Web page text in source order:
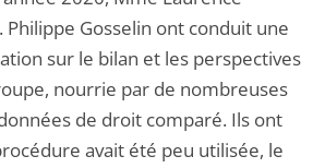
Philippe Gosselin ont conduit une
sur le bilan et les perspectives
nourrie par de nombreuses
de droit comparé. Ils ont
avait été peu utilisée, le